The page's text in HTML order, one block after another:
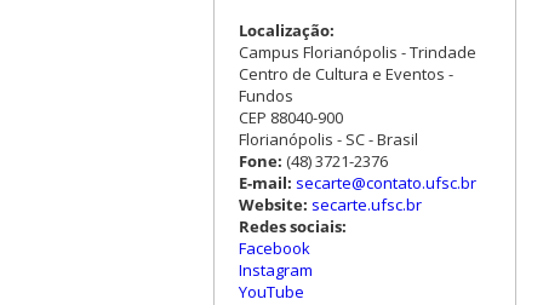
Localização:
Campus Florianópolis - Trindade
Centro de Cultura e Eventos -
Fundos
CEP 88040-900
Florianópolis - SC - Brasil
Fone: (48) 3721-2376
E-mail: secarte@contato.ufsc.br
Website: secarte.ufsc.br
Redes sociais:
Facebook
Instagram
YouTube